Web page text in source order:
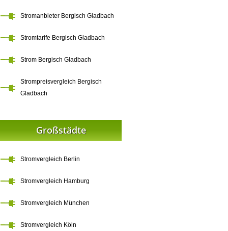
Stromanbieter Bergisch Gladbach
Stromtarife Bergisch Gladbach
Strom Bergisch Gladbach
Strompreisvergleich Bergisch
Gladbach
Großstädte
Stromvergleich Berlin
Stromvergleich Hamburg
Stromvergleich München
Stromvergleich Köln